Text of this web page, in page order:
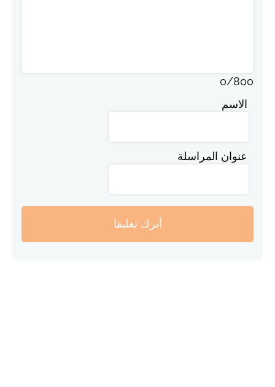
0/800
الاسم
عنوان المراسلة
أترك تعليقا